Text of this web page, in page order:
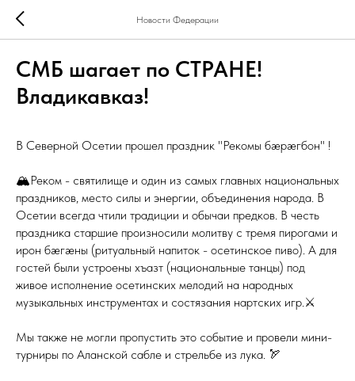
Новости Федерации
СМБ шагает по СТРАНЕ!
Владикавказ!
В Северной Осетии прошел праздник "Рекомы бæрæгбон" !
🏔Реком - святилище и один из самых главных национальных
праздников, место силы и энергии, объединения народа. В
Осетии всегда чтили традиции и обычаи предков. В честь
праздника старшие произносили молитву с тремя пирогами и
ирон бæгæны (ритуальный напиток - осетинское пиво). А для
гостей были устроены хъазт (национальные танцы) под
живое исполнение осетинских мелодий на народных
музыкальных инструментах и состязания нартских игр.⚔
Мы также не могли пропустить это событие и провели мини-
турниры по Аланской сабле и стрельбе из лука. 🏹